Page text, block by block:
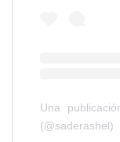
Una
(@saderashel)